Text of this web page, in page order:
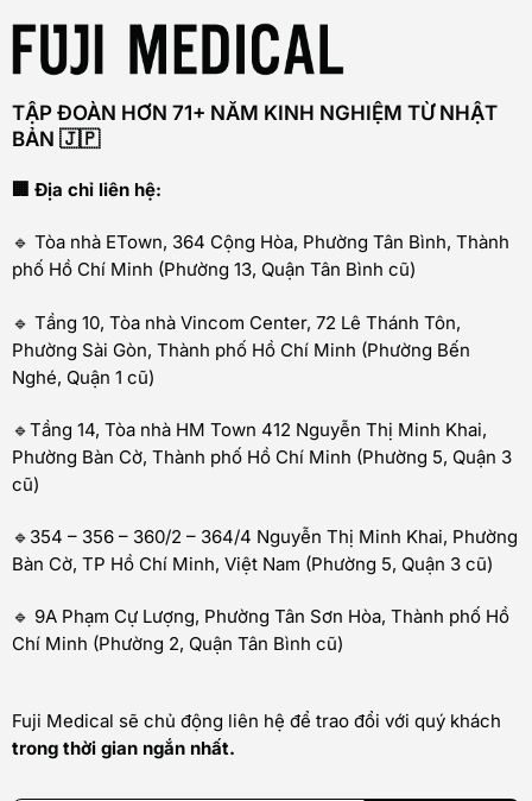
TẬP ĐOÀN HƠN 71+ NĂM KINH NGHIỆM TỪ NHẬT
BẢN 🇯🇵
🏢 Địa chỉ liên hệ:
🔹 Tòa nhà ETown, 364 Cộng Hòa, Phường Tân Bình, Thành
phố Hồ Chí Minh (Phường 13, Quận Tân Bình cũ)
🔹 Tầng 10, Tòa nhà Vincom Center, 72 Lê Thánh Tôn,
Phường Sài Gòn, Thành phố Hồ Chí Minh (Phường Bến
Nghé, Quận 1 cũ)
🔹Tầng 14, Tòa nhà HM Town 412 Nguyễn Thị Minh Khai,
Phường Bàn Cờ, Thành phố Hồ Chí Minh (Phường 5, Quận 3
cũ)
🔹354 – 356 – 360/2 – 364/4 Nguyễn Thị Minh Khai, Phường
Bàn Cờ, TP Hồ Chí Minh, Việt Nam (Phường 5, Quận 3 cũ)
🔹 9A Phạm Cự Lượng, Phường Tân Sơn Hòa, Thành phố Hồ
Chí Minh (Phường 2, Quận Tân Bình cũ)
Fuji Medical sẽ chủ động liên hệ để trao đổi với quý khách
trong thời gian ngắn nhất.